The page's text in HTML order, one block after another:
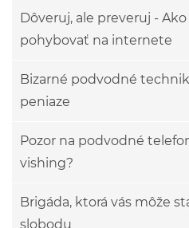
Dôveruj, ale preveruj -
pohybovať na internete
Bizarné podvodné
peniaze
Pozor na podvodné
vishing?
Brigáda, ktorá vás môže
slobodu